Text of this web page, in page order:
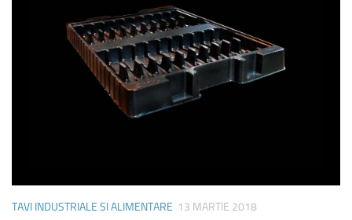
TAVI INDUSTRIALE SI ALIMENTARE 13 MARTIE 2018